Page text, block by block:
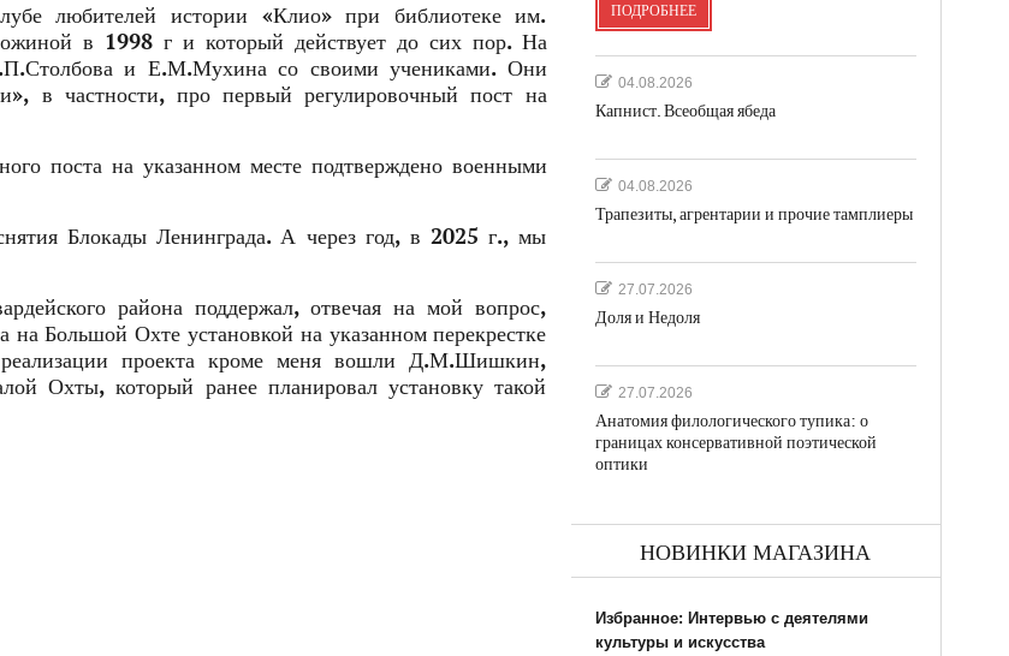
любителей истории «Клио» при библиотеке им.
в 1998 г и который действует до сих пор. На
и Е.М.Мухина со своими учениками. Они
в частности, про первый регулировочный пост на
поста на указанном месте подтверждено военными
Блокады Ленинграда. А через год, в 2025 г., мы
района поддержал, отвечая на мой вопрос,
на Большой Охте установкой на указанном перекрестке
проекта кроме меня вошли Д.М.Шишкин,
Охты, который ранее планировал установку такой
ПОДРОБНЕЕ
04.08.2026
Капнист. Всеобщая ябеда
04.08.2026
Трапезиты, агрентарии и прочие тамплиеры
27.07.2026
Доля и Недоля
27.07.2026
Анатомия филологического тупика: о
границах консервативной поэтической
оптики
НОВИНКИ МАГАЗИНА
Избранное: Интервью с деятелями
культуры и искусства